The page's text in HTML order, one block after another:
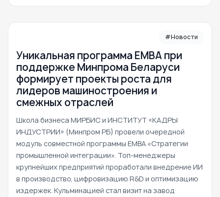
#Новости
Уникальная программа ЕМВА при
поддержке Минпрома Беларуси
формирует проекты роста для
лидеров машиностроения и
смежных отраслей
Школа бизнеса МИРБИС и ИНСТИТУТ «КАДРЫ
ИНДУСТРИИ» (Минпром РБ) провели очередной
модуль совместной программы EMBA «Стратегии
промышленной интеграции». Топ-менеджеры
крупнейших предприятий проработали внедрение ИИ
в производство, цифровизацию R&D и оптимизацию
издержек. Кульминацией стал визит на завод